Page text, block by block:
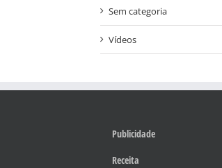
Sem categoria
Vídeos
Publicidade
Receita